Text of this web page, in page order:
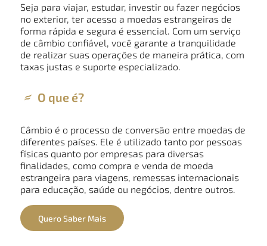
Seja para viajar, estudar, investir ou fazer negócios
no exterior, ter acesso a moedas estrangeiras de
forma rápida e segura é essencial. Com um serviço
de câmbio confiável, você garante a tranquilidade
de realizar suas operações de maneira prática, com
taxas justas e suporte especializado.
O que é?
Câmbio é o processo de conversão entre moedas de
diferentes países. Ele é utilizado tanto por pessoas
físicas quanto por empresas para diversas
finalidades, como compra e venda de moeda
estrangeira para viagens, remessas internacionais
para educação, saúde ou negócios, dentre outros.
Quero Saber Mais